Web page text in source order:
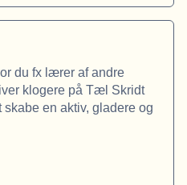
du fx lærer af andre
klogere på Tæl Skridt
en aktiv, gladere og